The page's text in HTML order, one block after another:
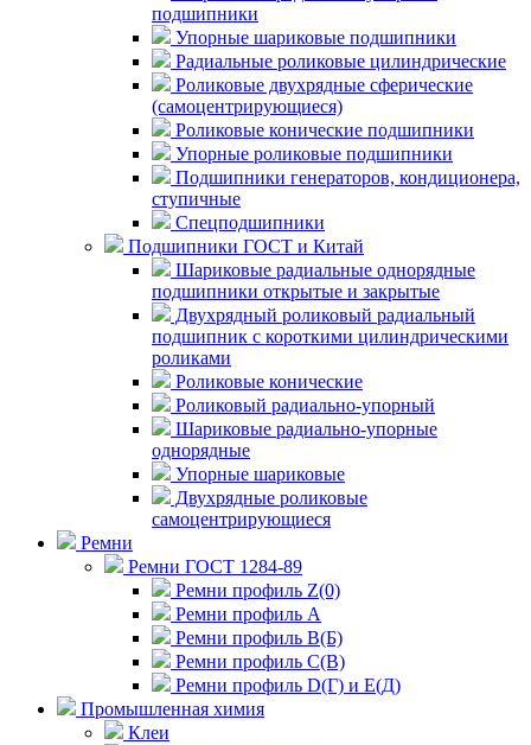
подшипники
Упорные шариковые подшипники
Радиальные роликовые цилиндрические
Роликовые двухрядные сферические
(самоцентрирующиеся)
Роликовые конические подшипники
Упорные роликовые подшипники
Подшипники генераторов, кондиционера,
ступичные
Спецподшипники
Подшипники ГОСТ и Китай
Шариковые радиальные однорядные
подшипники открытые и закрытые
Двухрядный роликовый радиальный
подшипник с короткими цилиндрическими
роликами
Роликовые конические
Роликовый радиально-упорный
Шариковые радиально-упорные
однорядные
Упорные шариковые
Двухрядные роликовые
самоцентрирующиеся
Ремни
Ремни ГОСТ 1284-89
Ремни профиль Z(0)
Ремни профиль А
Ремни профиль В(Б)
Ремни профиль С(В)
Ремни профиль D(Г) и E(Д)
Промышленная химия
Клеи